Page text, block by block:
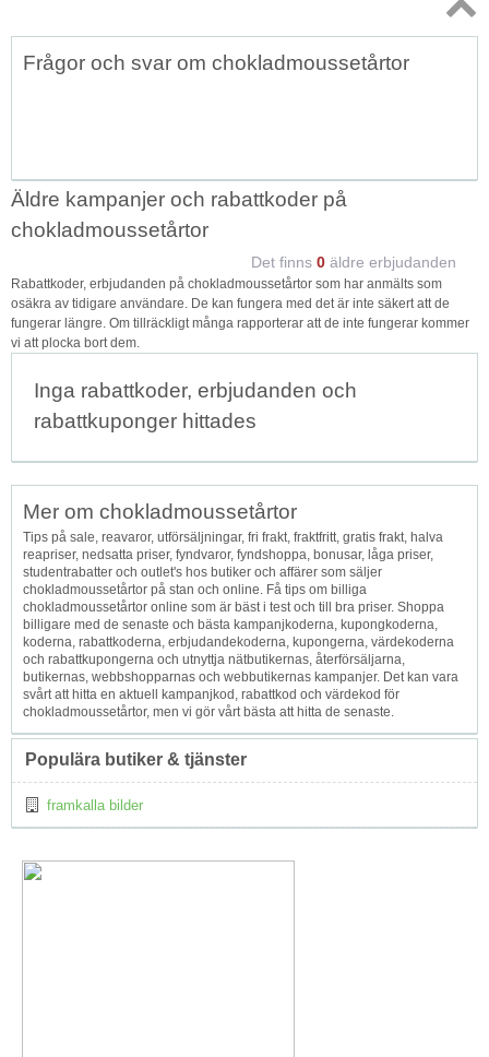
Topp
Frågor och svar om chokladmoussetårtor
Äldre kampanjer och rabattkoder på
chokladmoussetårtor
Det finns 0 äldre erbjudanden
Rabattkoder, erbjudanden på chokladmoussetårtor som har anmälts som
osäkra av tidigare användare. De kan fungera med det är inte säkert att de
fungerar längre. Om tillräckligt många rapporterar att de inte fungerar kommer
vi att plocka bort dem.
Inga rabattkoder, erbjudanden och
rabattkuponger hittades
Mer om chokladmoussetårtor
Tips på sale, reavaror, utförsäljningar, fri frakt, fraktfritt, gratis frakt, halva
reapriser, nedsatta priser, fyndvaror, fyndshoppa, bonusar, låga priser,
studentrabatter och outlet's hos butiker och affärer som säljer
chokladmoussetårtor på stan och online. Få tips om billiga
chokladmoussetårtor online som är bäst i test och till bra priser. Shoppa
billigare med de senaste och bästa kampanjkoderna, kupongkoderna,
koderna, rabattkoderna, erbjudandekoderna, kupongerna, värdekoderna
och rabattkupongerna och utnyttja nätbutikernas, återförsäljarna,
butikernas, webbshopparnas och webbutikernas kampanjer. Det kan vara
svårt att hitta en aktuell kampanjkod, rabattkod och värdekod för
chokladmoussetårtor, men vi gör vårt bästa att hitta de senaste.
Populära butiker & tjänster
framkalla bilder